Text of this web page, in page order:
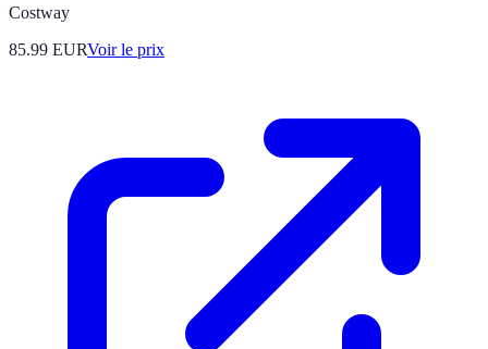
Costway
85.99 EURVoir le prix